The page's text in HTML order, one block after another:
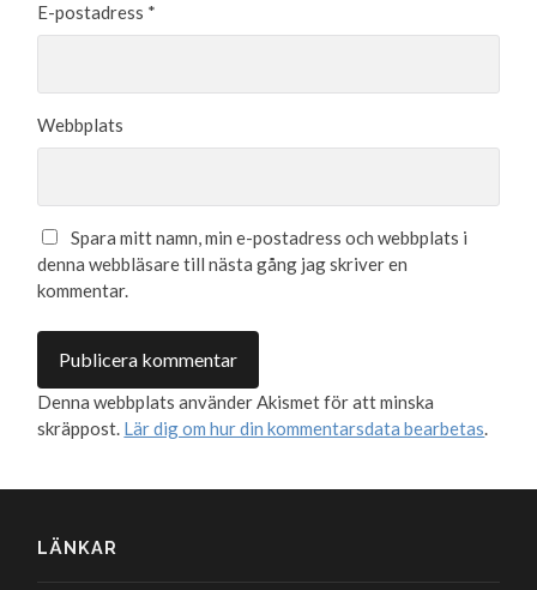
E-postadress *
Webbplats
Spara mitt namn, min e-postadress och webbplats i
denna webbläsare till nästa gång jag skriver en
kommentar.
Denna webbplats använder Akismet för att minska
skräppost. Lär dig om hur din kommentarsdata bearbetas.
LÄNKAR